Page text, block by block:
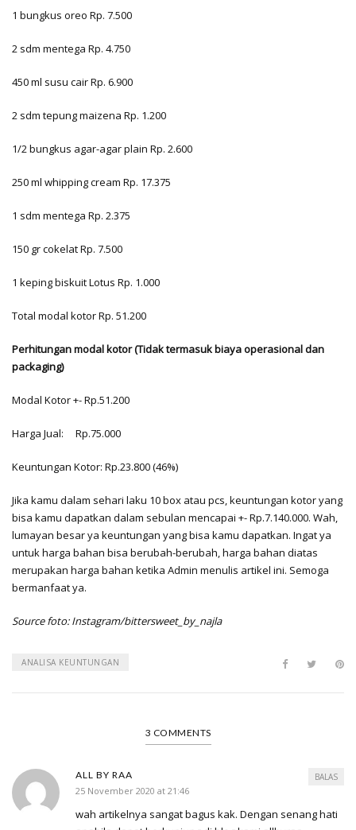
1 bungkus oreo Rp. 7.500
2 sdm mentega Rp. 4.750
450 ml susu cair Rp. 6.900
2 sdm tepung maizena Rp. 1.200
1/2 bungkus agar-agar plain Rp. 2.600
250 ml whipping cream Rp. 17.375
1 sdm mentega Rp. 2.375
150 gr cokelat Rp. 7.500
1 keping biskuit Lotus Rp. 1.000
Total modal kotor Rp. 51.200
Perhitungan modal kotor (Tidak termasuk biaya operasional dan
packaging)
Modal Kotor +- Rp.51.200
Harga Jual: Rp.75.000
Keuntungan Kotor: Rp.23.800 (46%)
Jika kamu dalam sehari laku 10 box atau pcs, keuntungan kotor yang
bisa kamu dapatkan dalam sebulan mencapai +- Rp.7.140.000. Wah,
lumayan besar ya keuntungan yang bisa kamu dapatkan. Ingat ya
untuk harga bahan bisa berubah-berubah, harga bahan diatas
merupakan harga bahan ketika Admin menulis artikel ini. Semoga
bermanfaat ya.
Source foto: Instagram/bittersweet_by_najla
ANALISA KEUNTUNGAN
3 COMMENTS
ALL BY RAA
25 November 2020 at 21:46
wah artikelnya sangat bagus kak. Dengan senang hati
BALAS